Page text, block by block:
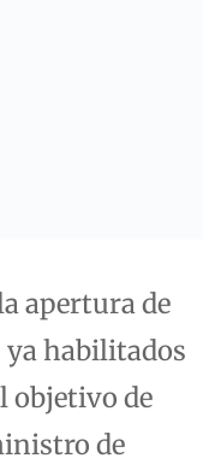
apertura de
ya habilitados
objetivo de
de